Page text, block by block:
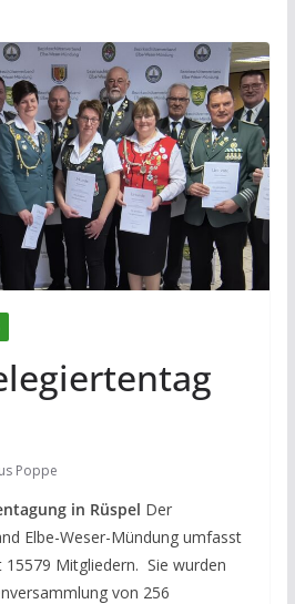
Poppe
in Rüspel Der
Elbe-Weser-Mündung umfasst
15579 Mitgliedern. Sie wurden
von 256